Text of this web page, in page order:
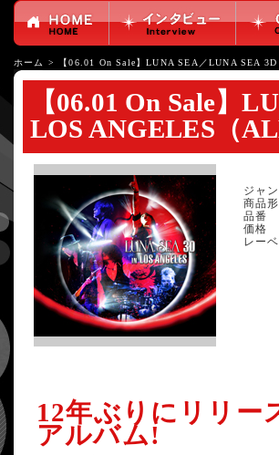
ホーム > 【06.01 On Sale】LUNA SEA／LUNA SEA
【06.01 On Sale】
LOS ANGELES（
ジャ
商品
品番
価格
レー
12年ぶりにリリー
アルバム!